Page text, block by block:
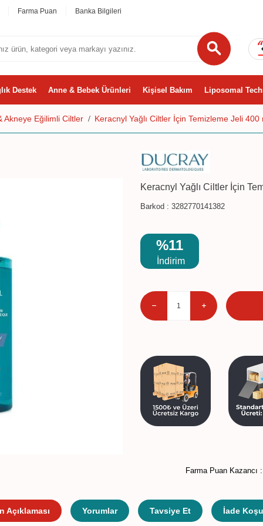
Farma Puan Banka Bilgileri
Destek Anne & Bebek Ürünleri Kişisel Bakım Liposomal
Akneye Eğilimli Ciltler Keracnyl Yağlı Ciltler İçin Temizleme Jeli 400
Keracnyl Yağlı Ciltler İçin
Barkod : 3282770141382
%11
İndirim
Farma Puan Kazancı :
Açıklaması Yorumlar Tavsiye Et İade